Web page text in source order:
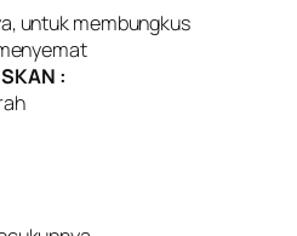
untuk membungkus
: